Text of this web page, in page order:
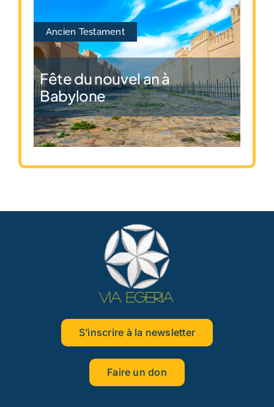
Ancien Testament
Fête du nouvel an à
Babylone
S’inscrire à la newsletter
Faire un don